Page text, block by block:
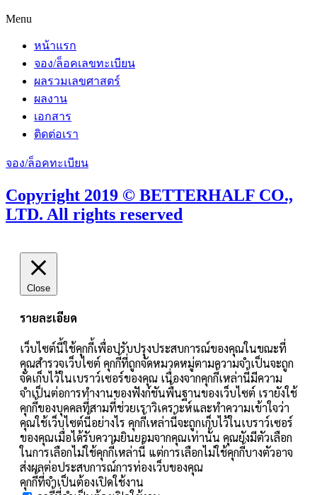
Menu
หน้าแรก
จอง/ล็อคเลขทะเบียน
ผลรวมเลขศาสตร์
ผลงาน
เอกสาร
ติดต่อเรา
จอง/ล็อคทะเบียน
Copyright 2019 © BETTERHALF CO.,
LTD. All rights reserved
Close
รายละเอียด
เว็บไซต์นี้ใช้คุกกี้เพื่อปรับปรุงประสบการณ์ของคุณในขณะที่
คุณสำรวจเว็บไซต์ คุกกี้ที่ถูกจัดหมวดหมู่ตามความจำเป็นจะถูก
จัดเก็บไว้ในเบราว์เซอร์ของคุณ เนื่องจากคุกกี้เหล่านี้มีความ
จำเป็นต่อการทำงานของฟังก์ชันพื้นฐานของเว็บไซต์ เรายังใช้
คุกกี้ของบุคคลที่สามที่ช่วยเราวิเคราะห์และทำความเข้าใจว่า
คุณใช้เว็บไซต์นี้อย่างไร คุกกี้เหล่านี้จะถูกเก็บไว้ในเบราว์เซอร์
ของคุณเมื่อได้รับความยินยอมจากคุณเท่านั้น คุณยังมีตัวเลือก
ในการเลือกไม่ใช้คุกกี้เหล่านี้ แต่การเลือกไม่ใช้คุกกี้บางตัวอาจ
ส่งผลต่อประสบการณ์การท่องเว็บของคุณ
คุกกี้ที่จำเป็นต้องเปิดใช้งาน